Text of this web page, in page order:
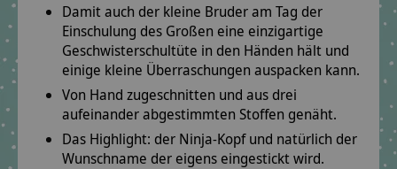
Damit auch der kleine Bruder am Tag der
Einschulung des Großen eine einzigartige
Geschwisterschultüte in den Händen hält und
einige kleine Überraschungen auspacken kann.
Von Hand zugeschnitten und aus drei
aufeinander abgestimmten Stoffen genäht.
Das Highlight: der Ninja-Kopf und natürlich der
Wunschname der eigens eingestickt wird.